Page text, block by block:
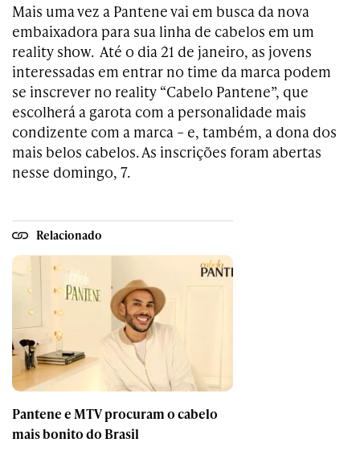
Mais uma vez a Pantene vai em busca da nova
embaixadora para sua linha de cabelos em um
reality show. Até o dia 21 de janeiro, as jovens
interessadas em entrar no time da marca podem
se inscrever no reality “Cabelo Pantene”, que
escolherá a garota com a personalidade mais
condizente com a marca – e, também, a dona dos
mais belos cabelos. As inscrições foram abertas
nesse domingo, 7.
Relacionado
Pantene e MTV procuram o cabelo
mais bonito do Brasil